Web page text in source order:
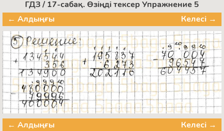
ГДЗ / 17-сабақ. Өзіңді тексер Упражнение 5
← Алдыңғы
Келесі →
← Алдыңғы Келесі →